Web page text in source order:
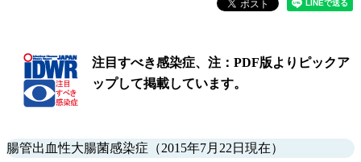
注目すべき感染症、注：PDF版よりピックア
ップして掲載しています。
腸管出血性大腸菌感染症（2015年7月22日現在）